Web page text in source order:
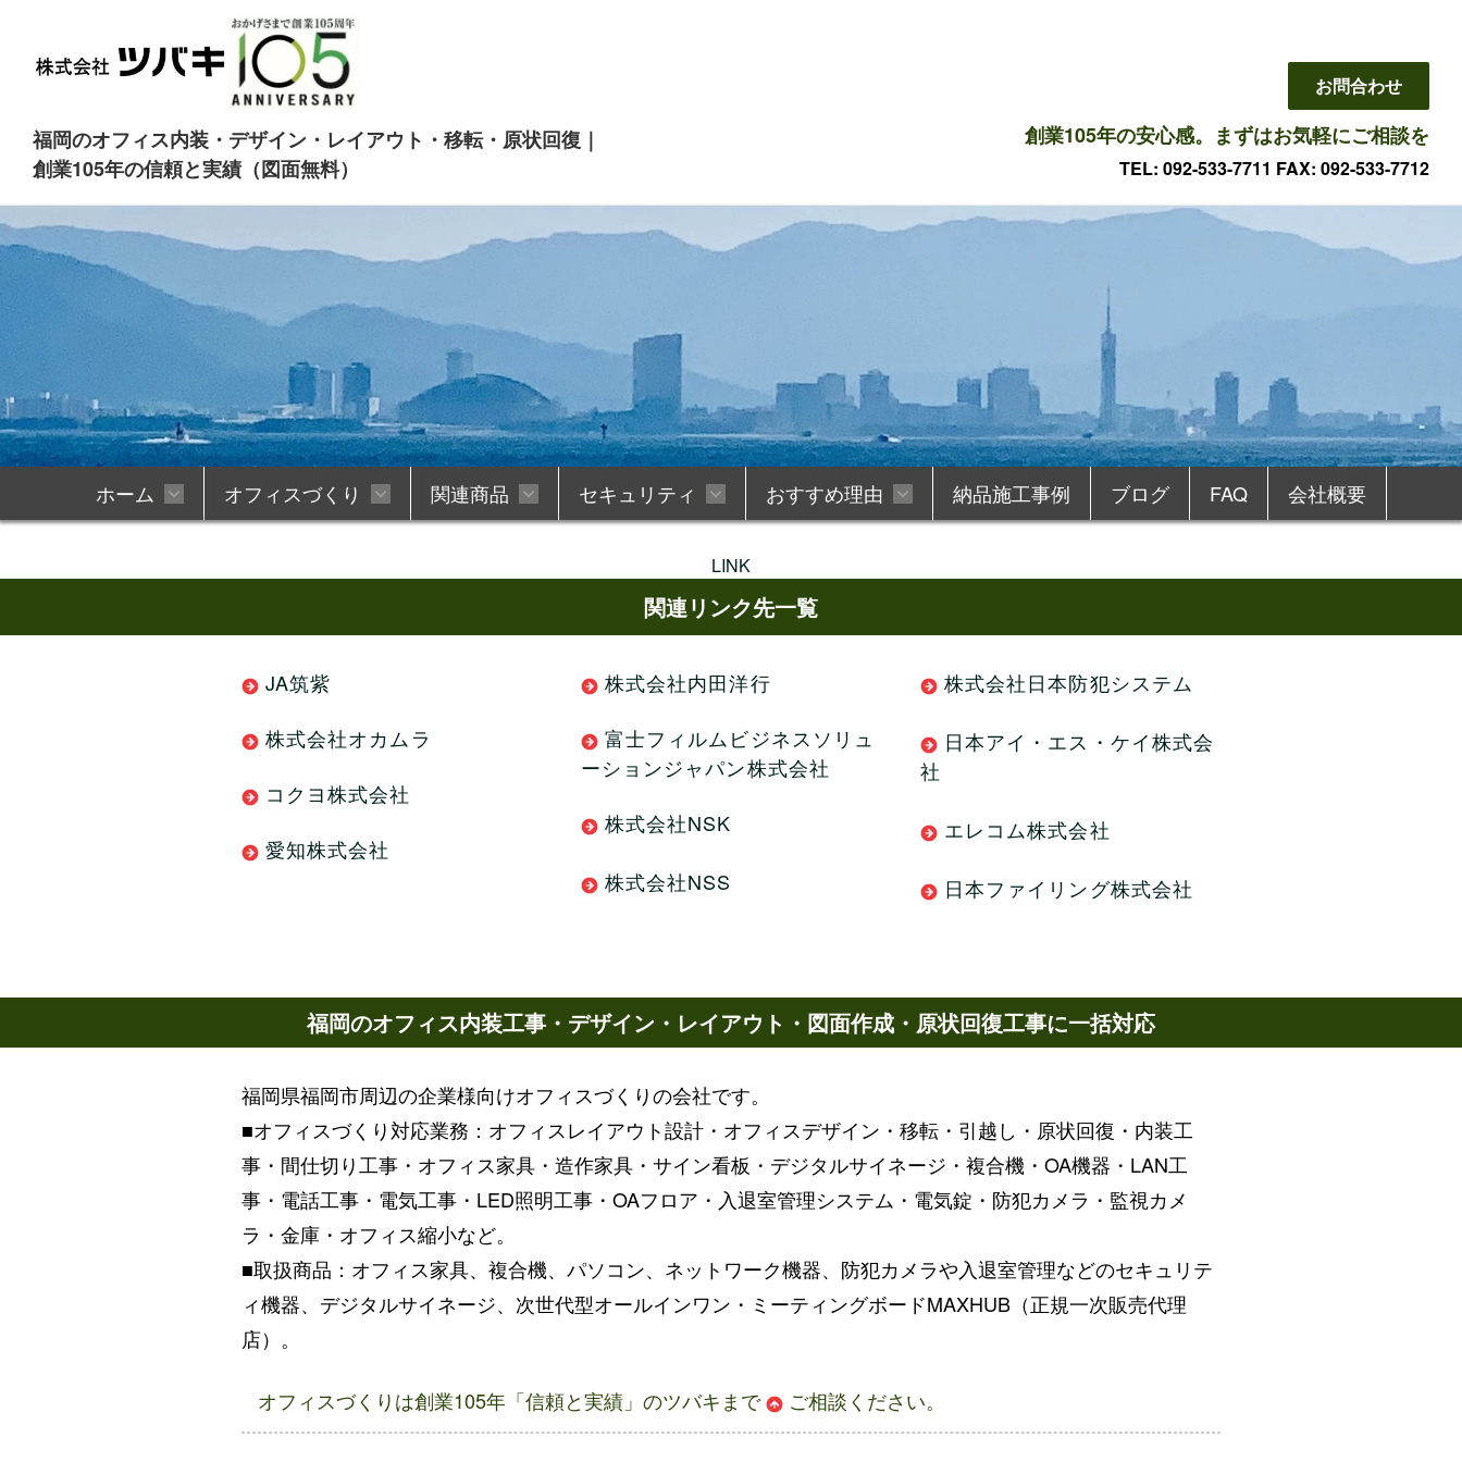
福岡のオフィス内装・デザイン・レイアウト・移転・原状回復｜
創業105年の信頼と実績（図面無料）
お問合わせ
創業105年の安心感。まずはお気軽にご相談を
TEL: 092-533-7711 FAX: 092-533-7712
ホーム オフィスづくり
オフィスデザイン設計 オフィス移転・引越
間仕切・パーティション
オフィス家具販売
床工事・OAフロア
ブラインド・窓まわり
関連商品 セキュリティ おすすめ理由
建設業許可 取得企業 休日夜間でも対応 ちいさなことでも対応
納品施工事例 ブログ FAQ 会社概要
LINK
関連リンク先一覧
JA筑紫
株式会社オカムラ
コクヨ株式会社
愛知株式会社
株式会社内田洋行
富士フィルムビジネスソリュ
ーションジャパン株式会社
株式会社NSK
株式会社NSS
株式会社日本防犯システム
日本アイ・エス・ケイ株式会
社
エレコム株式会社
日本ファイリング株式会社
福岡のオフィス内装工事・デザイン・レイアウト・図面作成・原状回復工事に一括対応
福岡県福岡市周辺の企業様向けオフィスづくりの会社です。
■オフィスづくり対応業務：オフィスレイアウト設計・オフィスデザイン・移転・引越し・原状回復・内装工
事・間仕切り工事・オフィス家具・造作家具・サイン看板・デジタルサイネージ・複合機・OA機器・LAN工
事・電話工事・電気工事・LED照明工事・OAフロア・入退室管理システム・電気錠・防犯カメラ・監視カメ
ラ・金庫・オフィス縮小など。
■取扱商品：オフィス家具、複合機、パソコン、ネットワーク機器、防犯カメラや入退室管理などのセキュリテ
ィ機器、デジタルサイネージ、次世代型オールインワン・ミーティングボードMAXHUB（正規一次販売代理
店）。
オフィスづくりは創業105年「信頼と実績」のツバキまで ご相談ください。